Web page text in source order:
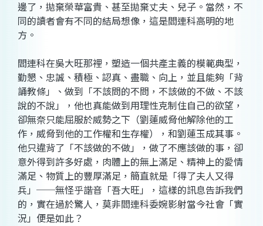
邊了，拋棄榮華富貴、甚至拋棄丈夫、兒子。當然，不
同的讀者會有不同的結局想像，這是閻連科高明的地
方。
閻連科在吳大旺那裡，塑造一個共產主義的模範典型，
勤懇、忠誠、積極、認真、盡職、向上，並且能夠「背
誦教條」、做到「不該問的不問，不該做的不做、不該
說的不說」，他也真能做到用理性克制住自己的欲望，
卻無奈只能屈服於威勢之下（劉蓮威脅他解除他的工
作，威脅到他的工作權和生存權），和劉蓮玉成其事。
他只違背了「不該做的不做」，做了不應該做的事，卻
意外得到許多好處，肉體上的無上滿足、精神上的愛情
滿足、物質上的豐厚滿足，簡直就是「得了夫人又得
兵」──無怪乎諧音「吾大旺」，這樣的訊息告訴我們
的，實在過於驚人，莫非閻連科委婉影射當今社會「實
況」便是如此？